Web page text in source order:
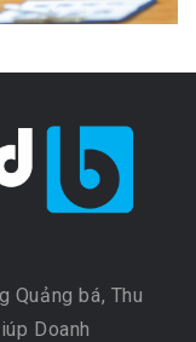
Quảng bá, Thu
Doanh